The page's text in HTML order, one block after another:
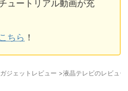
ュートリアル動画が充
こちら ！
ガジェットレビュー >液晶テレビのレビュー